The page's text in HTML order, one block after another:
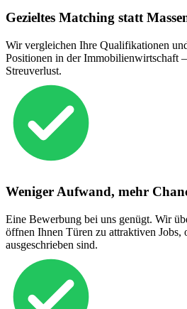
Gezieltes Matching statt
Wir vergleichen Ihre Qualifikationen
Positionen in der Immobilienwirtschaft
Streuverlust.
Weniger Aufwand, mehr
Eine Bewerbung bei uns genügt. Wir
öffnen Ihnen Türen zu attraktiven Jobs,
ausgeschrieben sind.